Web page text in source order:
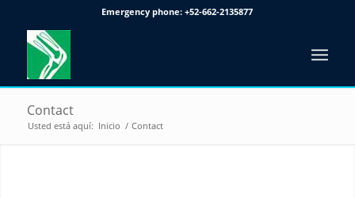
Emergency phone:+52-662-2135877
Contact
Usted está aquí: Inicio / Contact